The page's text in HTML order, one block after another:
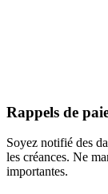
Rappels de
Soyez notifié des
les créances. Ne
importantes.